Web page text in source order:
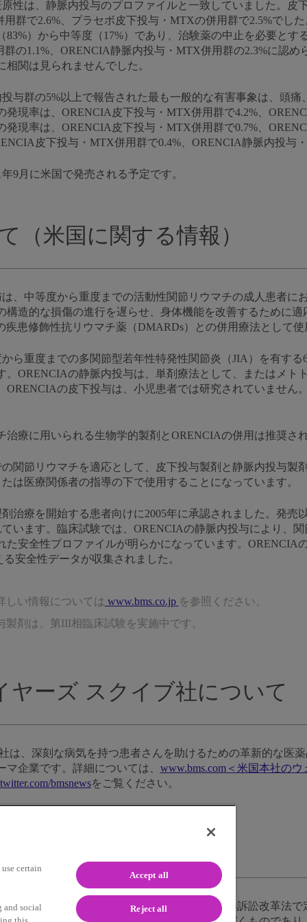
性は、静脈内投与のプロファイルと一致していました。皮
群で2.6%、プラセボ皮下投与・MTXの併用群で2.5%でし
）から中等度（17%）であり、治験薬の中止を必要とす
の1.1%、ORENCIA静脈内投与・MTX併用群の2.3%に認め
関は見られませんでした。
与群の5%以上で報告された最も一般的な有害事象は、頭
発現率は、ORENCIA皮下投与・MTX併用群で4.2%、
発現率は、ORENCIA皮下投与・MTX併用群で0.7%、
皮下投与・MTX併用群で0.4%、ORENCIA静脈内投与
9月に米国で発売される予定です。
（米国に関する情報）
、中等度から重度までの活動性関節リウマチの成人患者に
構造的な損傷の進行を遅らせ、身体機能を改善するために
患修飾性抗リウマチ薬（DMARDs）との併用療法として
ら重度までの多関節型若年性特発性関節炎（JIA）を有す
。ORENCIAの静脈内投与は、単剤療法として、またはメト
ORENCIAの皮下投与は、小児患者では研究されていません
治療に用いられる生物学的製剤とORENCIAの併用は推奨さ
関節リウマチを適応として、皮下投与製剤と静脈内投与製
は医療関係者の指導の下で使用することになっています。
治療を開始する患者向けに2005年に承認されました。発売
います。臨床試験では、ORENCIAの静脈内投与により、
た安全性プロファイルが明らかになっています。ORENCIA
安全性データが収集されました。
い情報については www.bms.co.jp を参照ください。
剤は、第III相臨床試験を実施中です。
ヤーズ スクイブ社について
は、深刻な病気を持つ患者さんを助けるための革新的な医
企業です。詳細については、 www.bms.com＜米国本社の
bmsnewsをご覧ください。
、開発及び商品化に関して、1995年私募証券訴訟改革法
certain
and social
Accept all
Reject all